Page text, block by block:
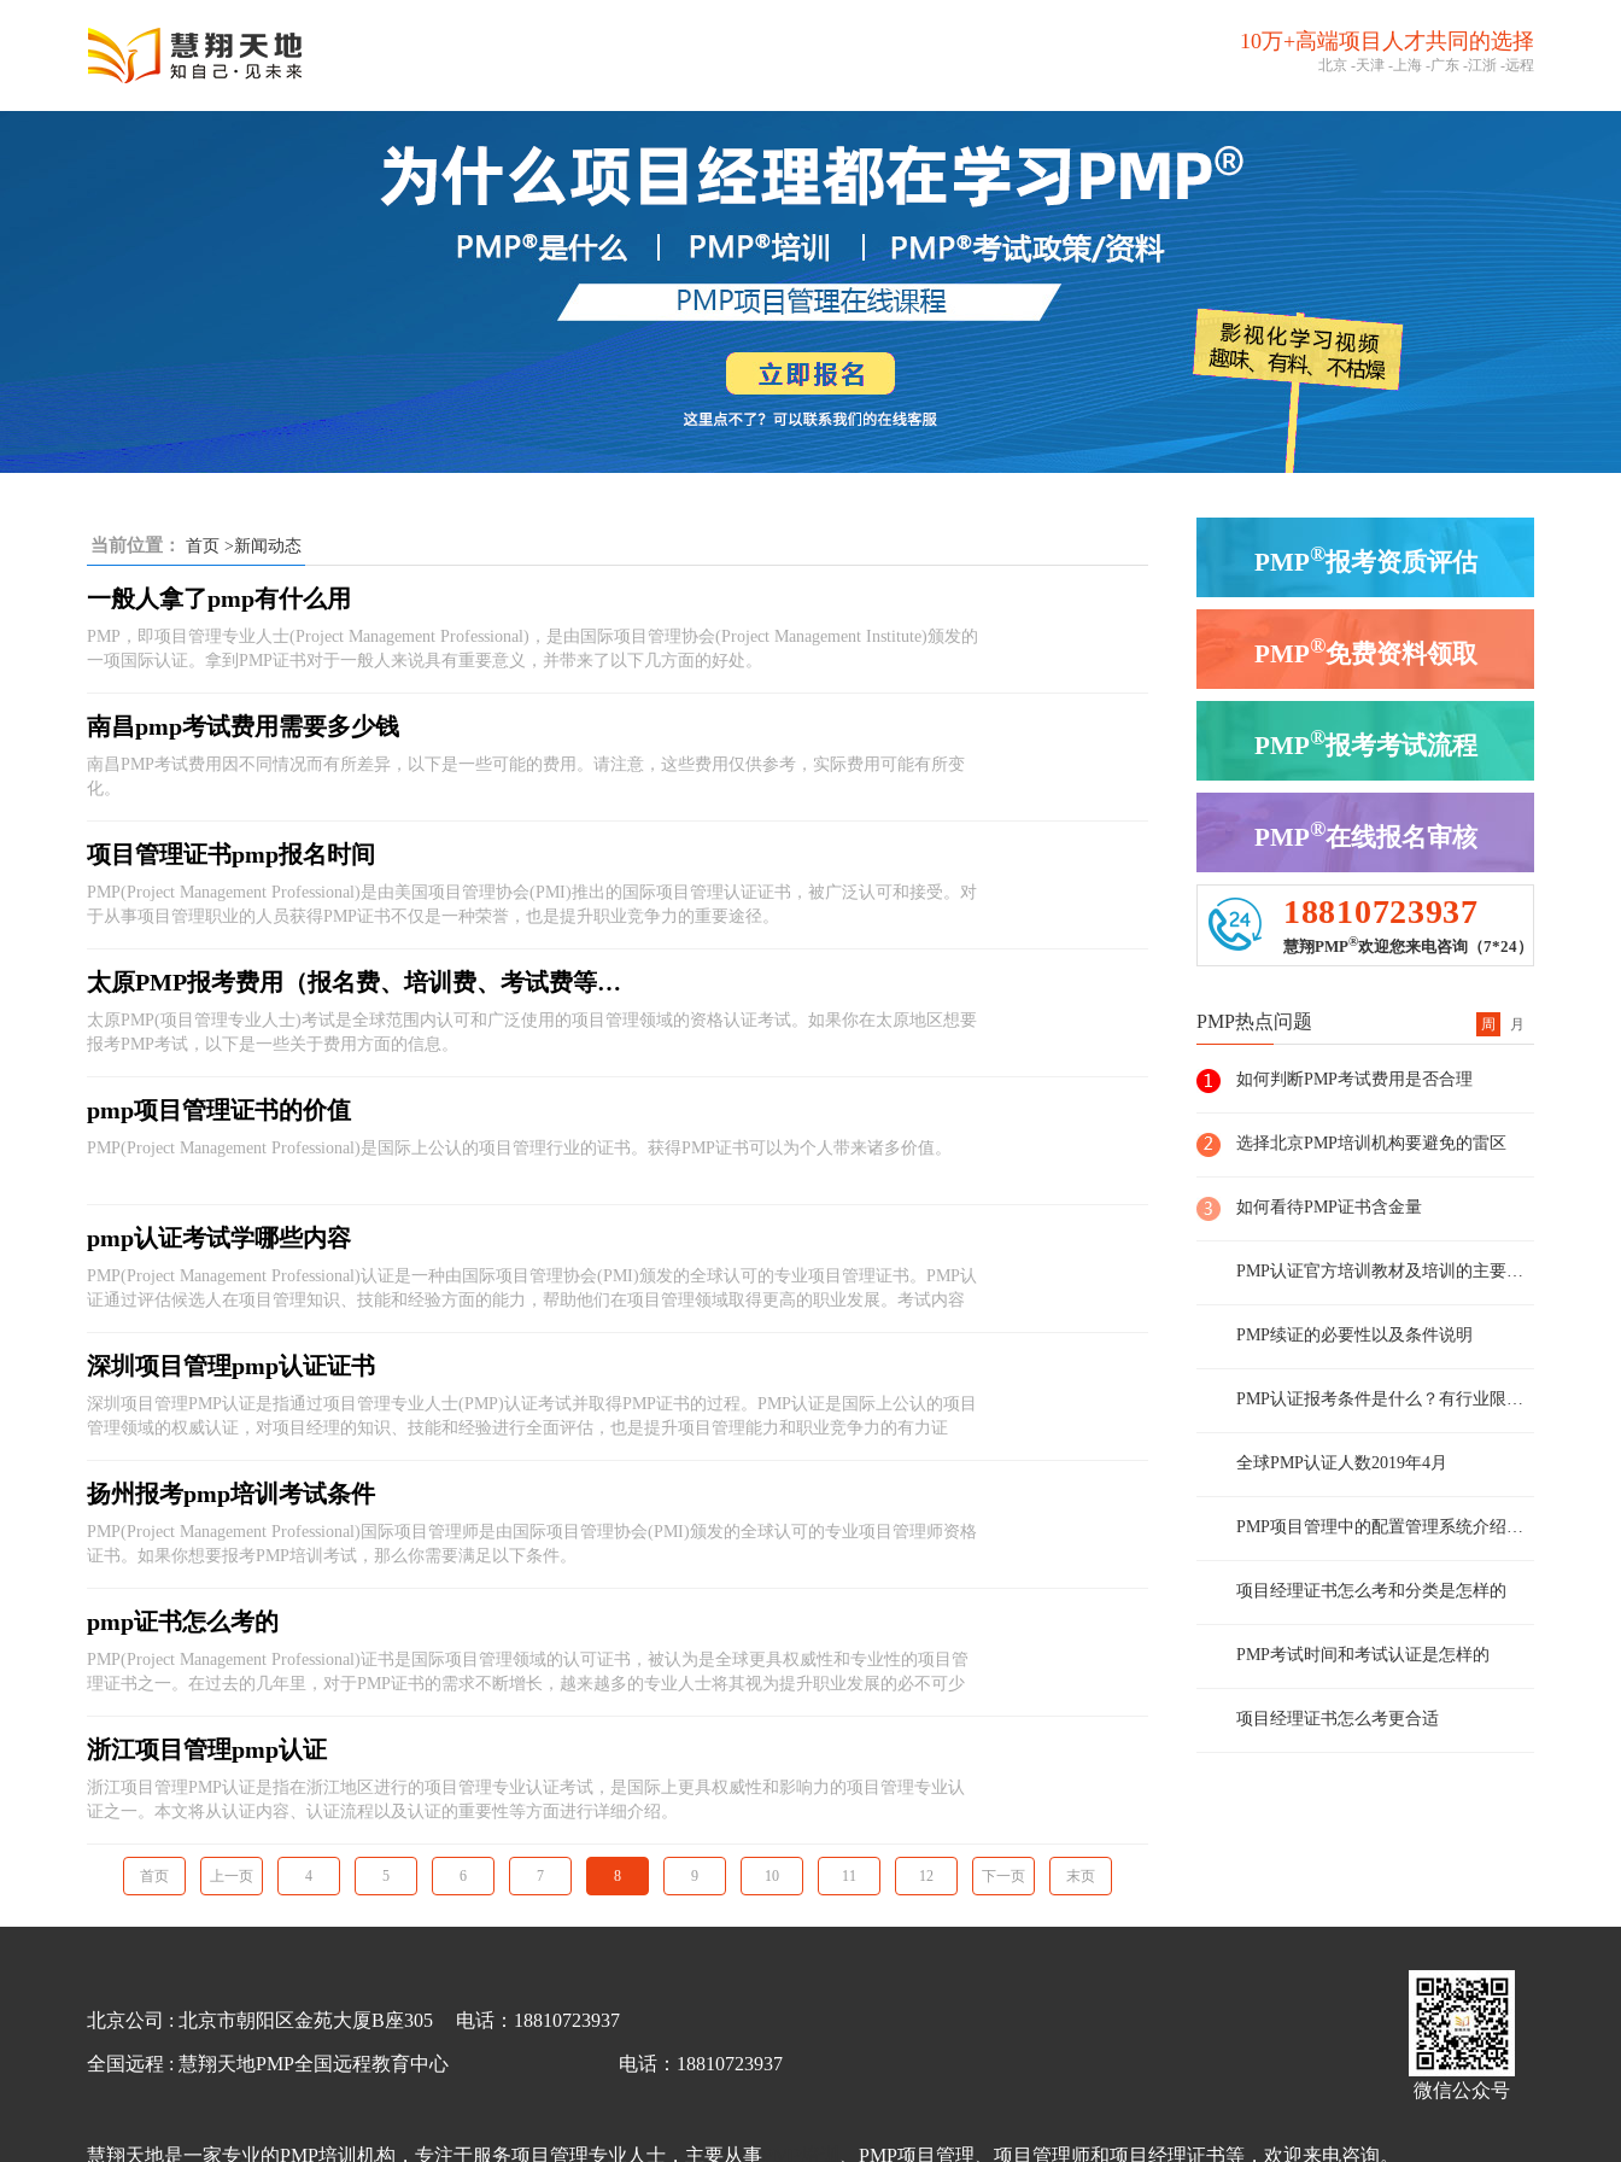
10万+高端项目人才共同的选择
北京 -天津 - 上海 -广东 -江浙 -远程
当前位置： 首页 >新闻动态
一般人拿了pmp有什么用
PMP，即项目管理专业人士(Project Management Professional)，是由国际项目管理协会(Project Management Institute)颁发的
一项国际认证。拿到PMP证书对于一般人来说具有重要意义，并带来了以下几方面的好处。
南昌pmp考试费用需要多少钱
南昌PMP考试费用因不同情况而有所差异，以下是一些可能的费用。请注意，这些费用仅供参考，实际费用可能有所变
化。
项目管理证书pmp报名时间
PMP(Project Management Professional)是由美国项目管理协会(PMI)推出的国际项目管理认证证书，被广泛认可和接受。对
于从事项目管理职业的人员获得PMP证书不仅是一种荣誉，也是提升职业竞争力的重要途径。
太原PMP报考费用（报名费、培训费、考试费等信息）
太原PMP(项目管理专业人士)考试是全球范围内认可和广泛使用的项目管理领域的资格认证考试。如果你在太原地区想要
报考PMP考试，以下是一些关于费用方面的信息。
pmp项目管理证书的价值
PMP(Project Management Professional)是国际上公认的项目管理行业的证书。获得PMP证书可以为个人带来诸多价值。
pmp认证考试学哪些内容
PMP(Project Management Professional)认证是一种由国际项目管理协会(PMI)颁发的全球认可的专业项目管理证书。PMP认
证通过评估候选人在项目管理知识、技能和经验方面的能力，帮助他们在项目管理领域取得更高的职业发展。考试内容
深圳项目管理pmp认证证书
深圳项目管理PMP认证是指通过项目管理专业人士(PMP)认证考试并取得PMP证书的过程。PMP认证是国际上公认的项目
管理领域的权威认证，对项目经理的知识、技能和经验进行全面评估，也是提升项目管理能力和职业竞争力的有力证
扬州报考pmp培训考试条件
PMP(Project Management Professional)国际项目管理师是由国际项目管理协会(PMI)颁发的全球认可的专业项目管理师资格
证书。如果你想要报考PMP培训考试，那么你需要满足以下条件。
pmp证书怎么考的
PMP(Project Management Professional)证书是国际项目管理领域的认可证书，被认为是全球更具权威性和专业性的项目管
理证书之一。在过去的几年里，对于PMP证书的需求不断增长，越来越多的专业人士将其视为提升职业发展的必不可少
浙江项目管理pmp认证
浙江项目管理PMP认证是指在浙江地区进行的项目管理专业认证考试，是国际上更具权威性和影响力的项目管理专业认
证之一。本文将从认证内容、认证流程以及认证的重要性等方面进行详细介绍。
首页 上一页 4 5 6 7 8 9 10 11 12 下一页 末页
PMP®报考资质评估
PMP®免费资料领取
PMP®报考考试流程
PMP®在线报名审核
18810723937
慧翔PMP®欢迎您来电咨询（7*24）
PMP热点问题 周 月
如何判断PMP考试费用是否合理
选择北京PMP培训机构要避免的雷区
如何看待PMP证书含金量
PMP认证官方培训教材及培训的主要内容
PMP续证的必要性以及条件说明
PMP认证报考条件是什么？有行业限制么？
全球PMP认证人数2019年4月
PMP项目管理中的配置管理系统介绍及说明
项目经理证书怎么考和分类是怎样的
PMP考试时间和考试认证是怎样的
项目经理证书怎么考更合适
北京公司 : 北京市朝阳区金苑大厦B座305 电话：18810723937
全国远程 : 慧翔天地PMP全国远程教育中心
电话：18810723937
微信公众号
慧翔天地是一家专业的PMP培训机构，专注于服务项目管理专业人士，主要从事 、PMP项目管理、项目管理师和项目经理证书等，欢迎来电咨询。